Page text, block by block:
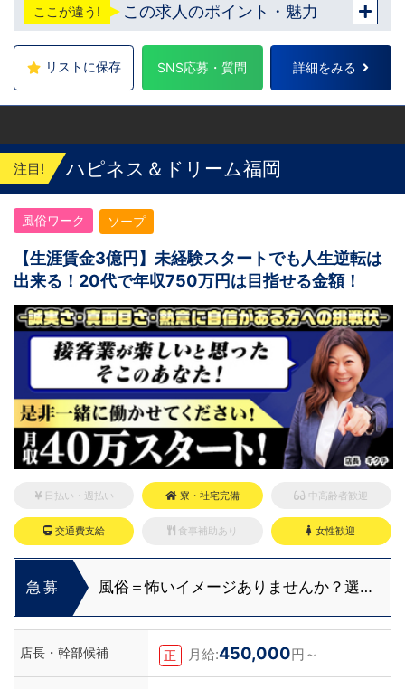
ここが違う! この求人のポイント・魅力
リストに保存 SNS応募・質問 詳細をみる
注目! ハピネス＆ドリーム福岡
風俗ワーク ソープ
【生涯賃金3億円】未経験スタートでも人生逆転は
出来る！20代で年収750万円は目指せる金額！
日払い・週払い 寮・社宅完備 中高齢者歓迎
交通費支給 食事補助あり 女性歓迎
急募
風俗＝怖いイメージありませんか？選ぶ
店長・幹部候補 正 月給:450,000円～